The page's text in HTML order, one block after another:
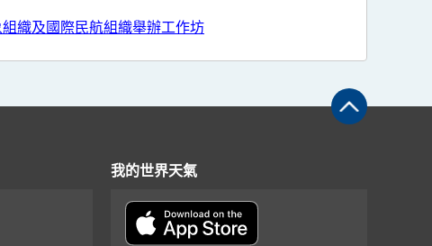
織及國際民航組織舉辦工作坊
我的世界天氣